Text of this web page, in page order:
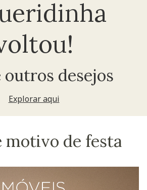
outros desejos
Explorar aqui
motivo de festa